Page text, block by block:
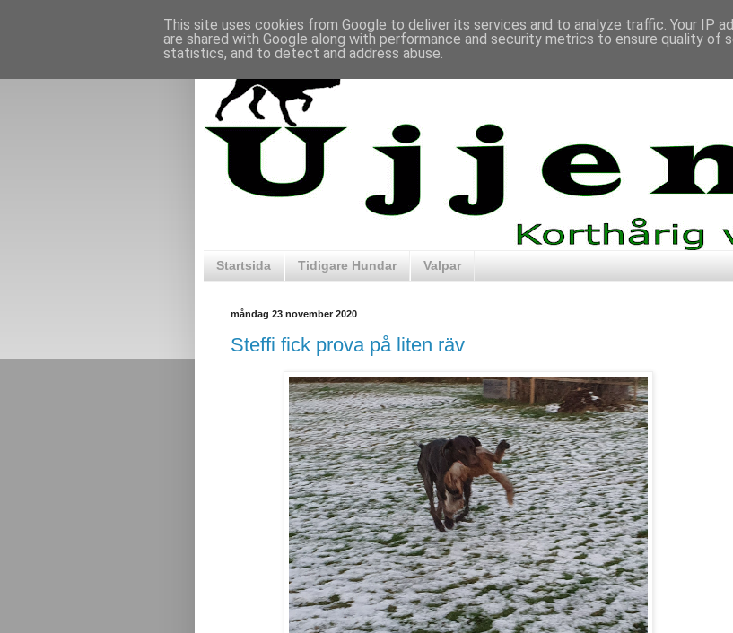
Startsida Tidigare Hundar Valpar
måndag 23 november 2020
Steffi fick prova på liten räv
This site uses cookies from Google to deliver its services and to analyze traffic. Your IP
are shared with Google along with performance and security metrics to ensure quality of
statistics, and to detect and address abuse.